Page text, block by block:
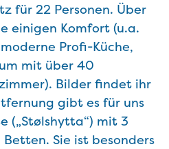
für 22 Personen. Über
einigen Komfort (u.a.
Profi-Küche,
mit über 40
Bilder findet ihr
gibt es für uns
(„Stølshytta“) mit 3
Sie ist besonders